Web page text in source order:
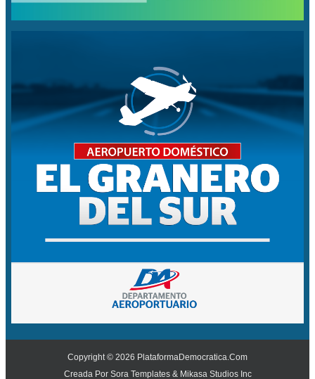
Copyright © 2026 PlataformaDemocratica.Com
Creada Por Sora Templates& Mikasa Studios Inc